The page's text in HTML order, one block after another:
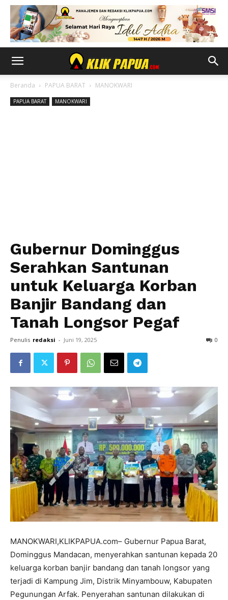
Beranda PAPUA BARAT MANOKWARI
PAPUA BARAT MANOKWARI
Gubernur Dominggus
Serahkan Santunan
untuk Keluarga Korban
Banjir Bandang dan
Tanah Longsor Pegaf
Penulis redaksi - Juni 19, 2025 0
MANOKWARI,KLIKPAPUA.com– Gubernur Papua Barat,
Dominggus Mandacan, menyerahkan santunan kepada 20
keluarga korban banjir bandang dan tanah longsor yang
terjadi di Kampung Jim, Distrik Minyambouw, Kabupaten
Pegunungan Arfak. Penyerahan santunan dilakukan di